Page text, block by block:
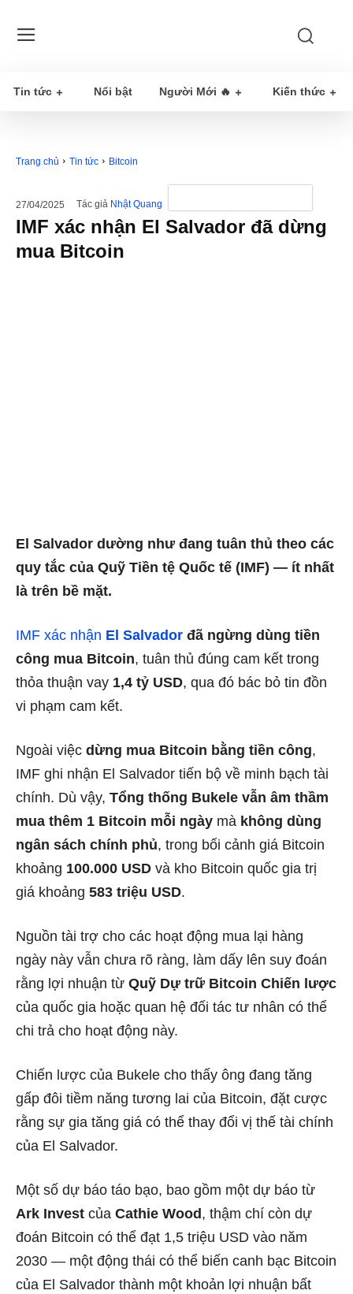
Tin tức Nổi bật Người Mới 🔥 Kiến thức
Trang chủ Tin tức Bitcoin
27/04/2025 Tác giả Nhật Quang
IMF xác nhận El Salvador đã dừng
mua Bitcoin
El Salvador dường như đang tuân thủ theo các
quy tắc của Quỹ Tiền tệ Quốc tế (IMF) — ít nhất
là trên bề mặt.
IMF xác nhận El Salvador đã ngừng dùng tiền
công mua Bitcoin, tuân thủ đúng cam kết trong
thỏa thuận vay 1,4 tỷ USD, qua đó bác bỏ tin đồn
vi phạm cam kết.
Ngoài việc dừng mua Bitcoin bằng tiền công,
IMF ghi nhận El Salvador tiến bộ về minh bạch tài
chính. Dù vậy, Tổng thống Bukele vẫn âm thầm
mua thêm 1 Bitcoin mỗi ngày mà không dùng
ngân sách chính phủ, trong bối cảnh giá Bitcoin
khoảng 100.000 USD và kho Bitcoin quốc gia trị
giá khoảng 583 triệu USD.
Nguồn tài trợ cho các hoạt động mua lại hàng
ngày này vẫn chưa rõ ràng, làm dấy lên suy đoán
rằng lợi nhuận từ Quỹ Dự trữ Bitcoin Chiến lược
của quốc gia hoặc quan hệ đối tác tư nhân có thể
chi trả cho hoạt động này.
Chiến lược của Bukele cho thấy ông đang tăng
gấp đôi tiềm năng tương lai của Bitcoin, đặt cược
rằng sự gia tăng giá có thể thay đổi vị thế tài chính
của El Salvador.
Một số dự báo táo bạo, bao gồm một dự báo từ
Ark Invest của Cathie Wood, thậm chí còn dự
đoán Bitcoin có thể đạt 1,5 triệu USD vào năm
2030 — một động thái có thể biến canh bạc Bitcoin
của El Salvador thành một khoản lợi nhuận bất